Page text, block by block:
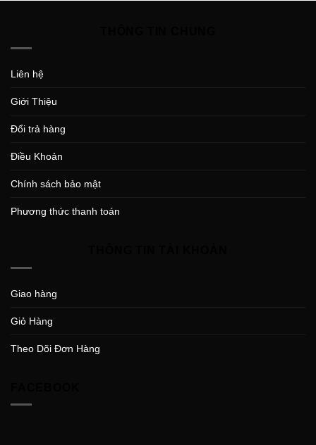
Liên hệ
Giới Thiệu
Đổi trả hàng
Điều Khoản
Chính sách bảo mật
Phương thức thanh toán
Giao hàng
Giỏ Hàng
Theo Dõi Đơn Hàng